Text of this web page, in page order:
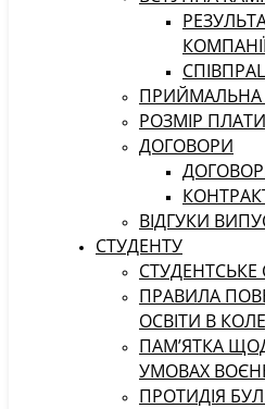
ПРИЙМАЛЬНА
РОЗМІР
ДОГОВОРИ
ВІДГУКИ
СТУДЕНТУ
ПРАВИЛА
ОСВІТИ В
ПАМ’ЯТКА
УМОВАХ
ПРОТИДІЯ